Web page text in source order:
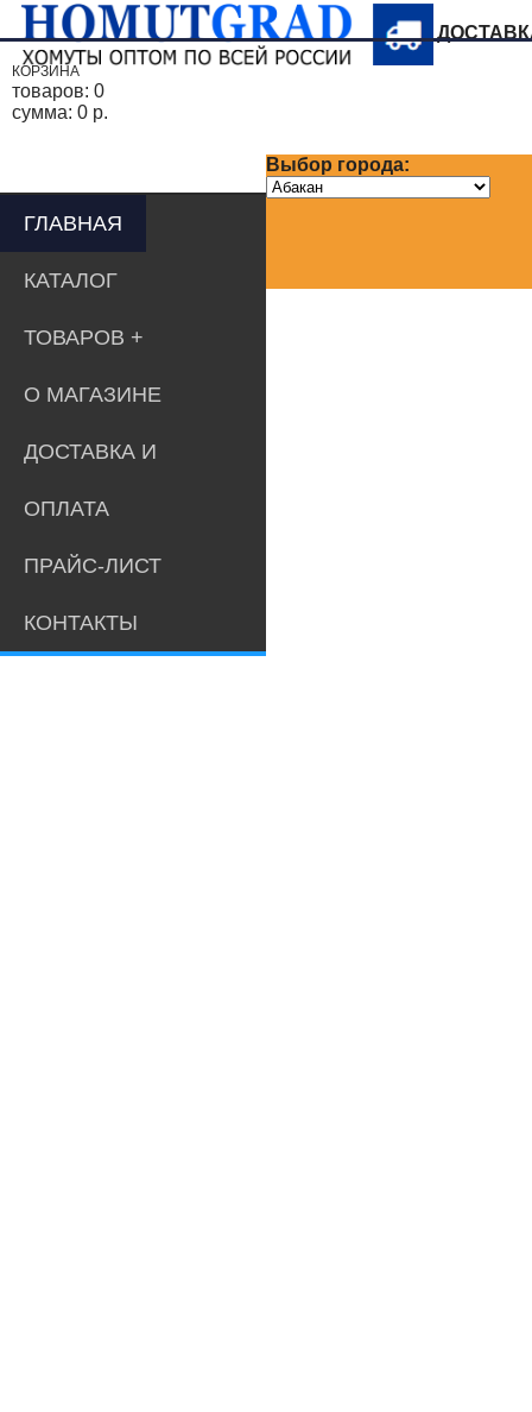
Выбор города:
КОРЗИНА
товаров: 0
сумма: 0 р.
ГЛАВНАЯ
КАТАЛОГ
ТОВАРОВ
О МАГАЗИНЕ
ДОСТАВКА И
ОПЛАТА
ПРАЙС-ЛИСТ
КОНТАКТЫ